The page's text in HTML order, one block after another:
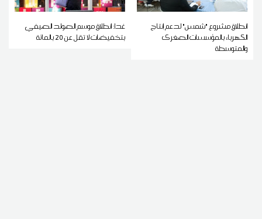
انطلاق مشروع "شمس" لدعم إنتاج
الكهرباء بالمؤسسات الصغرى
والمتوسطة
غدا: انطلاق موسم الصولد الصيفي
بتخفيضات لا تقل عن 20 بالمائة